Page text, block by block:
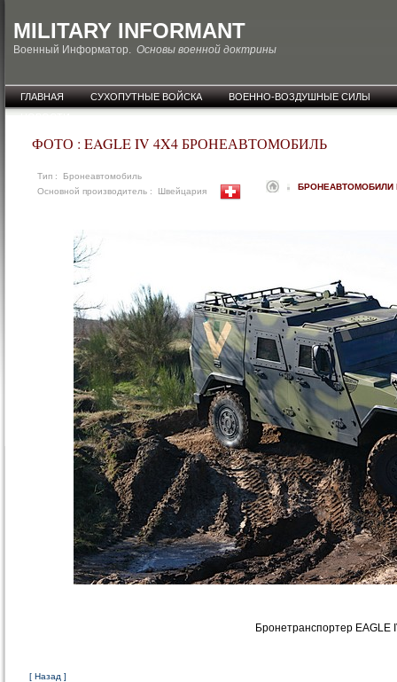
MILITARY INFORMANT
Военный Информатор. Основы военной доктрины
ГЛАВНАЯ СУХОПУТНЫЕ ВОЙСКА
ВОЕННО-ВОЗДУШНЫЕ СИЛЫ
ФОТО : EAGLE IV 4X4 БРОНЕАВТОМОБИЛЬ
Тип : Бронеавтомобиль
Основной производитель : Швейцария
БРОНЕАВТОМОБИЛИ
Бронетранспортер EAGLE
[ Назад ]